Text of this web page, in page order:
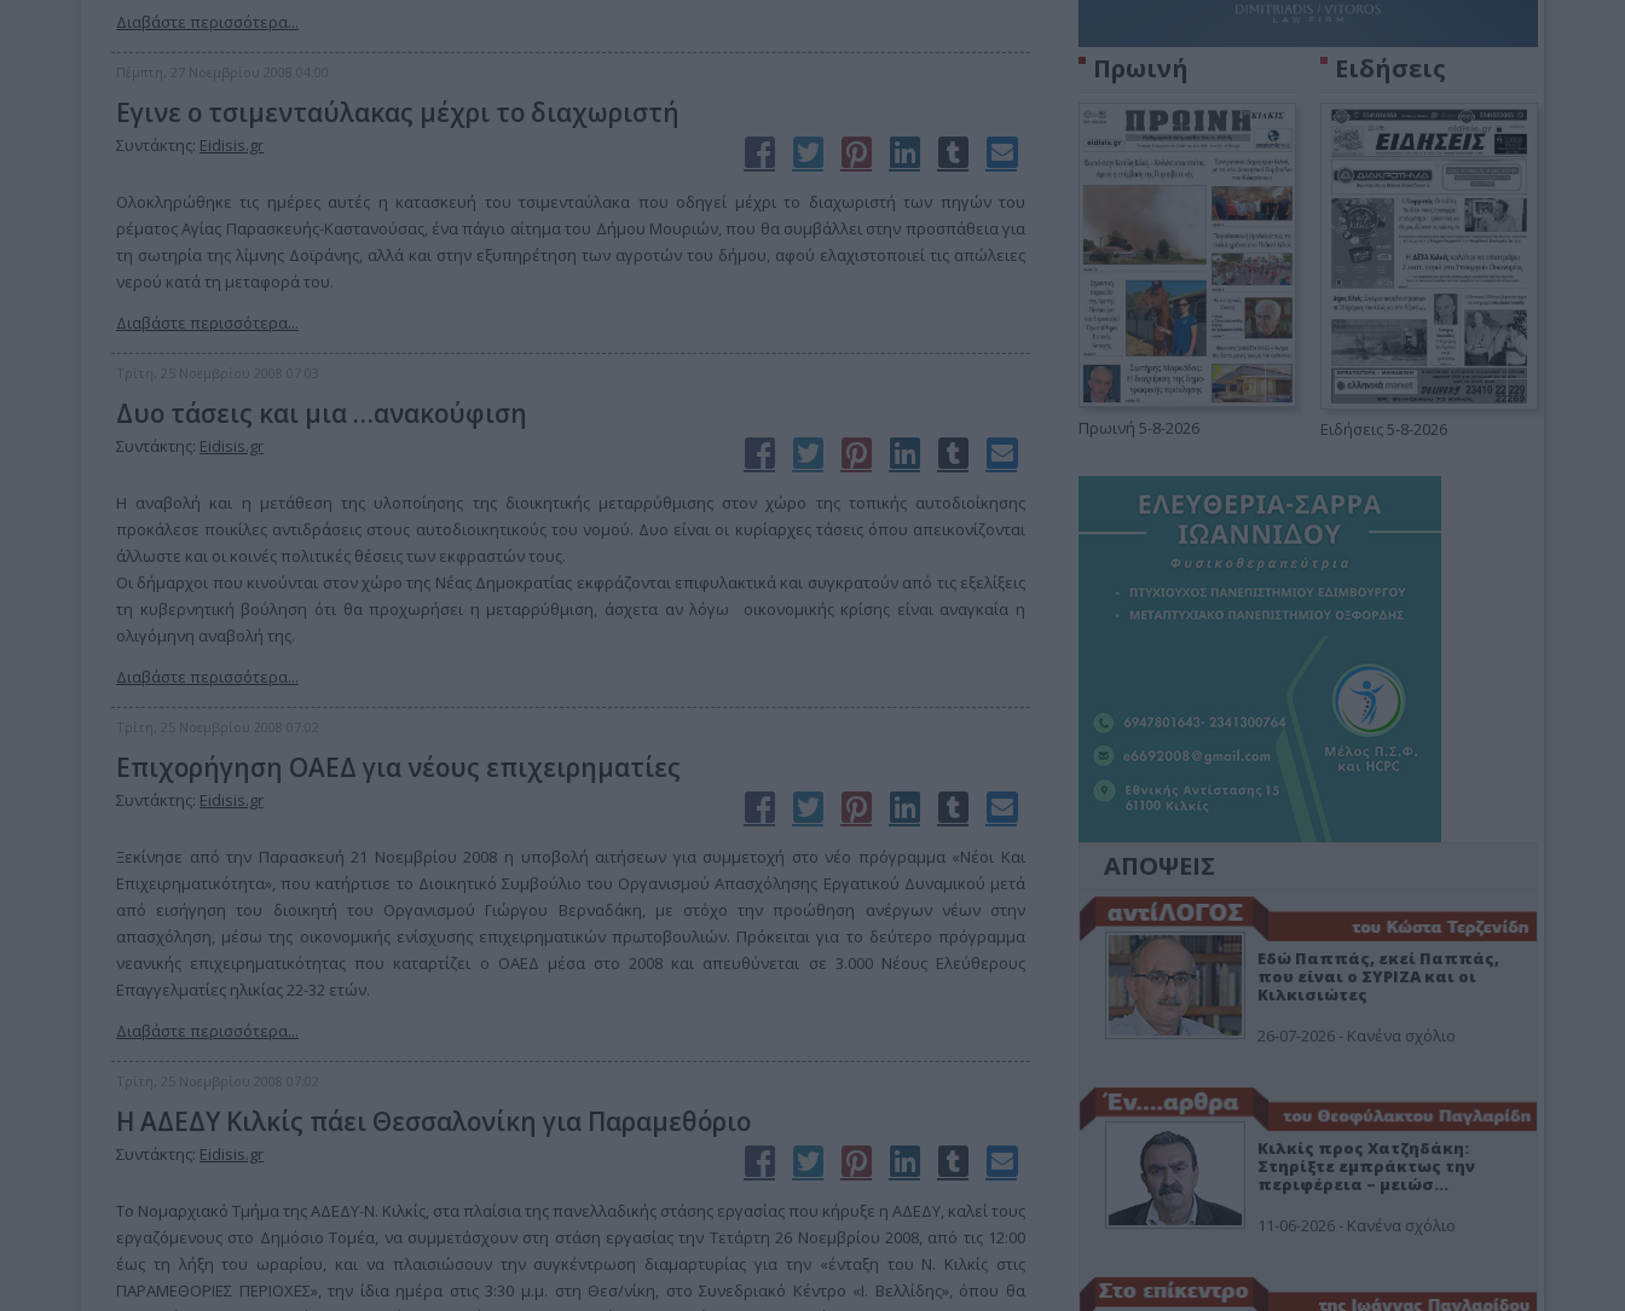
Διαβάστε περισσότερα...
Πέμπτη, 27 Νοεμβρίου 2008 04:00
Εγινε ο τσιμενταύλακας μέχρι το διαχωριστή
Συντάκτης: Eidisis.gr
Ολοκληρώθηκε τις ημέρες αυτές η κατασκευή του τσιμενταύλακα που οδηγεί μέχρι το διαχωριστή των πηγών του
ρέματος Αγίας Παρασκευής-Καστανούσας, ένα πάγιο αίτημα του Δήμου Μουριών, που θα συμβάλλει στην προσπάθεια για
τη σωτηρία της λίμνης Δοϊράνης, αλλά και στην εξυπηρέτηση των αγροτών του δήμου, αφού ελαχιστοποιεί τις απώλειες
νερού κατά τη μεταφορά του.
Διαβάστε περισσότερα...
Τρίτη, 25 Νοεμβρίου 2008 07:03
Δυο τάσεις και μια …ανακούφιση
Συντάκτης: Eidisis.gr
Η αναβολή και η μετάθεση της υλοποίησης της διοικητικής μεταρρύθμισης στον χώρο της τοπικής αυτοδιοίκησης
προκάλεσε ποικίλες αντιδράσεις στους αυτοδιοικητικούς του νομού. Δυο είναι οι κυρίαρχες τάσεις όπου απεικονίζονται
άλλωστε και οι κοινές πολιτικές θέσεις των εκφραστών τους.
Οι δήμαρχοι που κινούνται στον χώρο της Νέας Δημοκρατίας εκφράζονται επιφυλακτικά και συγκρατούν από τις εξελίξεις
τη κυβερνητική βούληση ότι θα προχωρήσει η μεταρρύθμιση, άσχετα αν λόγω οικονομικής κρίσης είναι αναγκαία η
ολιγόμηνη αναβολή της.
Διαβάστε περισσότερα...
Τρίτη, 25 Νοεμβρίου 2008 07:02
Επιχορήγηση ΟΑΕΔ για νέους επιχειρηματίες
Συντάκτης: Eidisis.gr
Ξεκίνησε από την Παρασκευή 21 Νοεμβρίου 2008 η υποβολή αιτήσεων για συμμετοχή στο νέο πρόγραμμα «Νέοι Και
Επιχειρηματικότητα», που κατήρτισε το Διοικητικό Συμβούλιο του Οργανισμού Απασχόλησης Εργατικού Δυναμικού μετά
από εισήγηση του διοικητή του Οργανισμού Γιώργου Βερναδάκη, με στόχο την προώθηση ανέργων νέων στην
απασχόληση, μέσω της οικονομικής ενίσχυσης επιχειρηματικών πρωτοβουλιών. Πρόκειται για το δεύτερο πρόγραμμα
νεανικής επιχειρηματικότητας που καταρτίζει ο ΟΑΕΔ μέσα στο 2008 και απευθύνεται σε 3.000 Νέους Ελεύθερους
Επαγγελματίες ηλικίας 22-32 ετών.
Διαβάστε περισσότερα...
Τρίτη, 25 Νοεμβρίου 2008 07:02
Η ΑΔΕΔΥ Κιλκίς πάει Θεσσαλονίκη για Παραμεθόριο
Συντάκτης: Eidisis.gr
Το Νομαρχιακό Τμήμα της ΑΔΕΔΥ-Ν. Κιλκίς, στα πλαίσια της πανελλαδικής στάσης εργασίας που κήρυξε η ΑΔΕΔΥ, καλεί τους
εργαζόμενους στο Δημόσιο Τομέα, να συμμετάσχουν στη στάση εργασίας την Τετάρτη 26 Νοεμβρίου 2008, από τις 12:00
έως τη λήξη του ωραρίου, και να πλαισιώσουν την συγκέντρωση διαμαρτυρίας για την «ένταξη του Ν. Κιλκίς στις
ΠΑΡΑΜΕΘΟΡΙΕΣ ΠΕΡΙΟΧΕΣ», την ίδια ημέρα στις 3:30 μ.μ. στη Θεσ/νίκη, στο Συνεδριακό Κέντρο «Ι. Βελλίδης», όπου θα
Πρωινή
Πρωινή 5-8-2026
Ειδήσεις
Ειδήσεις 5-8-2026
ΑΠΟΨΕΙΣ
Εδώ Παππάς, εκεί Παππάς,
που είναι ο ΣΥΡΙΖΑ και οι
Κιλκισιώτες
26-07-2026 - Κανένα σχόλιο
Κιλκίς προς Χατζηδάκη:
Στηρίξτε εμπράκτως την
περιφέρεια – μειώσ…
11-06-2026 - Κανένα σχόλιο